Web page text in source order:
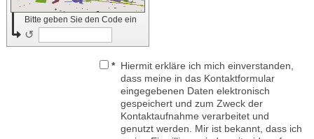
Bitte geben Sie den Code ein
↺
* Hiermit erkläre ich mich einverstanden,
dass meine in das Kontaktformular
eingegebenen Daten elektronisch
gespeichert und zum Zweck der
Kontaktaufnahme verarbeitet und
genutzt werden. Mir ist bekannt, dass ich